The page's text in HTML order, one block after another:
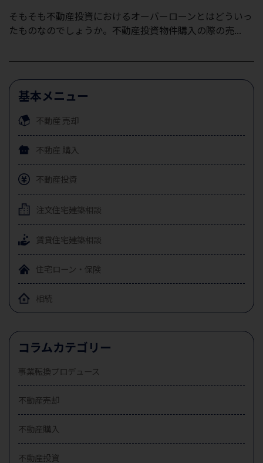
そもそも不動産投資におけるオーバーローンとはどういっ
たものなのでしょうか。不動産投資物件購入の際の売...
基本メニュー
不動産 売却
不動産 購入
不動産投資
注文住宅建築相談
賃貸住宅建築相談
住宅ローン・保険
相続
コラムカテゴリー
事業転換プロデュース
不動産売却
不動産購入
不動産投資